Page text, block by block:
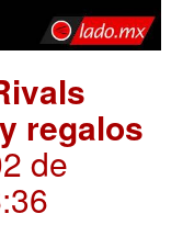
regalos
de